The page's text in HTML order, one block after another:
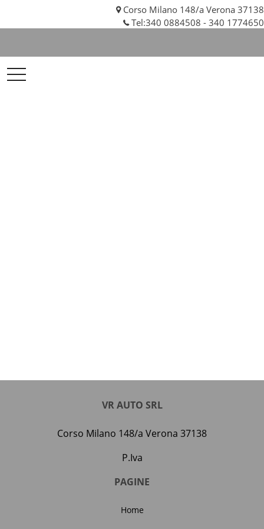
Corso Milano 148/a Verona 37138
Tel:340 0884508 - 340 1774650
VR
VR AUTO SRL
Corso Milano 148/a Verona 37138
P.Iva
PAGINE
Home